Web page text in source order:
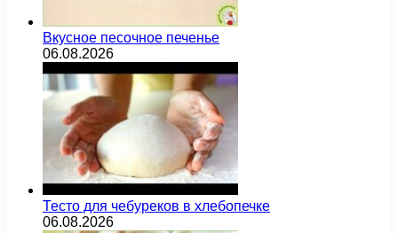
Вкусное песочное печенье
06.08.2026
Тесто для чебуреков в хлебопечке
06.08.2026